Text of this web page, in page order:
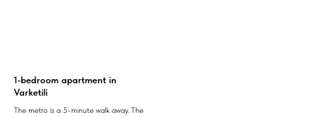
1-bedroom apartment in
Varketili
The metro is a 5-minute walk away. The